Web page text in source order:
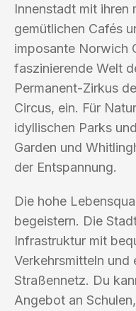
Innenstadt mit ihren
gemütlichen Cafés
imposante Norwich
faszinierende Welt
Permanent-Zirkus
Circus, ein. Für
idyllischen Parks
Garden und
der Entspannung.
Die hohe
begeistern. Die
Infrastruktur mit
Verkehrsmitteln und
Straßennetz. Du
Angebot an